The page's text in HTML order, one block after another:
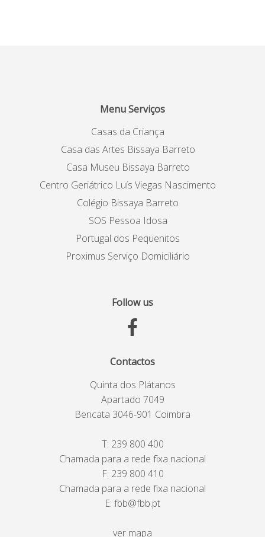
Menu Serviços
Casas da Criança
Casa das Artes Bissaya Barreto
Casa Museu Bissaya Barreto
Centro Geriátrico Luís Viegas Nascimento
Colégio Bissaya Barreto
SOS Pessoa Idosa
Portugal dos Pequenitos
Proximus Serviço Domiciliário
Follow us
Contactos
Quinta dos Plátanos
Apartado 7049
Bencata 3046-901 Coimbra
T: 239 800 400
Chamada para a rede fixa nacional
F: 239 800 410
Chamada para a rede fixa nacional
E: fbb@fbb.pt
ver mapa